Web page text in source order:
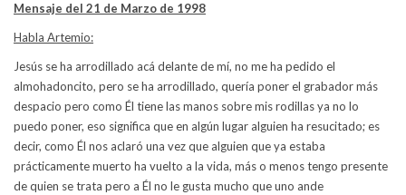
Mensaje del 21 de Marzo de 1998
Habla Artemio:
Jesús se ha arrodillado acá delante de mí, no me ha pedido el
almohadoncito, pero se ha arrodillado, quería poner el grabador más
despacio pero como Él tiene las manos sobre mis rodillas ya no lo
puedo poner, eso significa que en algún lugar alguien ha resucitado; es
decir, como Él nos aclaró una vez que alguien que ya estaba
prácticamente muerto ha vuelto a la vida, más o menos tengo presente
de quien se trata pero a Él no le gusta mucho que uno ande